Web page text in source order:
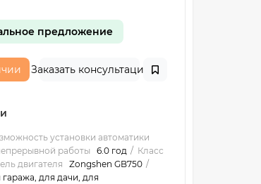
предложение
Заказать консультацию
установки автоматики
работы 6.0 год
Класс
двигателя
Zongshen GB750
для дачи, для